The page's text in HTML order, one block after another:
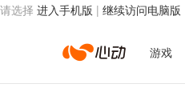
请选择 进入手机版 | 继续访问电脑版
心 游戏